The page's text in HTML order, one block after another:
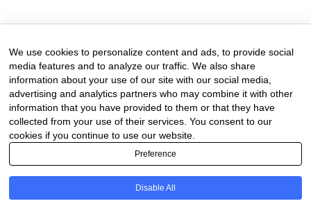
We use cookies to personalize content and ads, to provide social
media features and to analyze our traffic. We also share
information about your use of our site with our social media,
advertising and analytics partners who may combine it with other
information that you have provided to them or that they have
collected from your use of their services. You consent to our
cookies if you continue to use our website.
Preference
Disable All